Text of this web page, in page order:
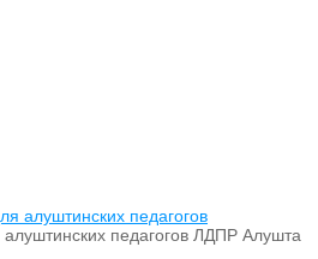
педагогов ЛДПР Алушта